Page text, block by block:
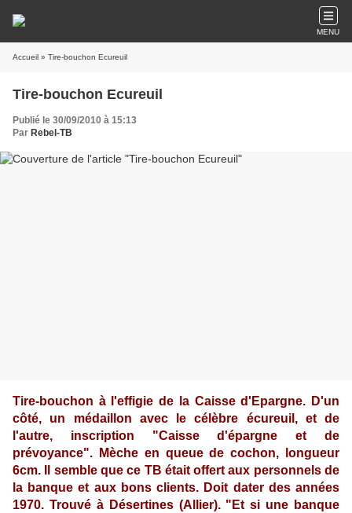
MENU
Accueil » Tire-bouchon Ecureuil
Tire-bouchon Ecureuil
Publié le 30/09/2010 à 15:13
Par Rebel-TB
Tire-bouchon à l'effigie de la Caisse d'Epargne. D'un
côté, un médaillon avec le célèbre écureuil, et de
l'autre, inscription "Caisse d'épargne et de
prévoyance". Mèche en queue de cochon, longueur
6cm. Il semble que ce TB était offert aux personnels de
la banque et aux bons clients. Doit dater des années
1970. Trouvé à Désertines (Allier). "Et si une banque